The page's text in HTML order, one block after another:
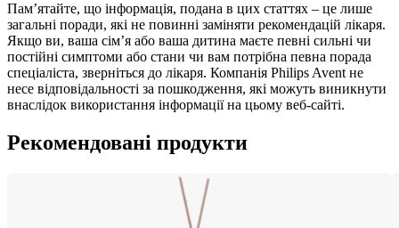
Пам’ятайте, що інформація, подана в цих статтях – це лише
загальні поради, які не повинні заміняти рекомендацій лікаря.
Якщо ви, ваша сім’я або ваша дитина маєте певні сильні чи
постійні симптоми або стани чи вам потрібна певна порада
спеціаліста, зверніться до лікаря. Компанія Philips Avent не
несе відповідальності за пошкодження, які можуть виникнути
внаслідок використання інформації на цьому веб-сайті.
Рекомендовані продукти